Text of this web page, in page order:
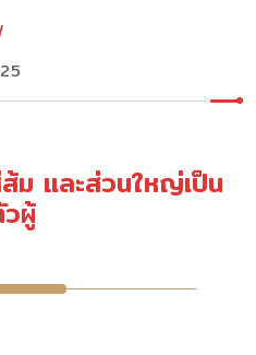
ม และส่วนใหญ่เป็น
ผู้